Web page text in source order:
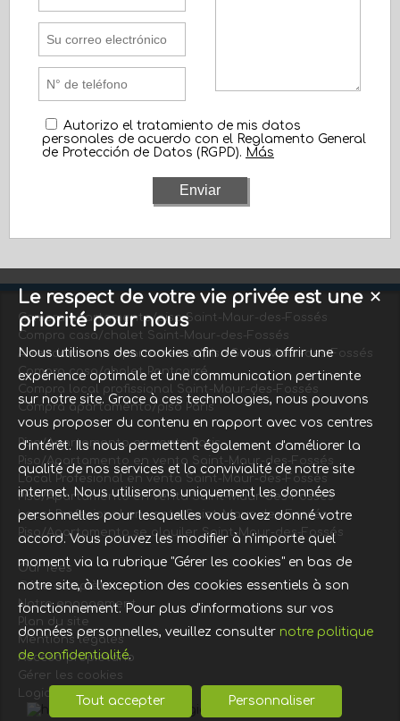
Autorizo el tratamiento de mis datos
personales de acuerdo con el Reglamento General
de Protección de Datos (RGPD). Más
Compra apartamento/piso Saint-Maur-des-Fossés
Compra casa/chalet Saint-Maur-des-Fossés
Arrendamiento apartamento/piso Saint-Maur-des-Fossés
Compra casa/chalet Pontcarré
Compra local profissional Saint-Maur-des-Fossés
Compra apartamento/piso Paris
Piso/Apartamento en venta Paris
Piso/Apartamento en venta Saint-Maur-des-Fossés
Local Profesional en venta Saint-Maur-des-Fossés
Piso/Apartamento en venta Saint-Maur-des-Fossés
Local Profesional en venta Saint-Maur-des-Fossés
Piso/Apartamento se alquiler Saint-Maur-des-Fossés
Our fees
Offre complète
Notre engagement
Plan du site
Mentions légales
Acceso propietario
Gérer les cookies
Logiciel immobilier
✕
Le respect de votre vie privée est une
priorité pour nous
Nous utilisons des cookies afin de vous offrir une
expérience optimale et une communication pertinente
sur notre site. Grace à ces technologies, nous pouvons
vous proposer du contenu en rapport avec vos centres
d'intérêt. Ils nous permettent également d'améliorer la
qualité de nos services et la convivialité de notre site
internet. Nous utiliserons uniquement les données
personnelles pour lesquelles vous avez donné votre
accord. Vous pouvez les modifier à n'importe quel
moment via la rubrique "Gérer les cookies" en bas de
notre site, à l'exception des cookies essentiels à son
fonctionnement. Pour plus d'informations sur vos
données personnelles, veuillez consulter notre politique
de confidentialité.
Tout accepter Personnaliser